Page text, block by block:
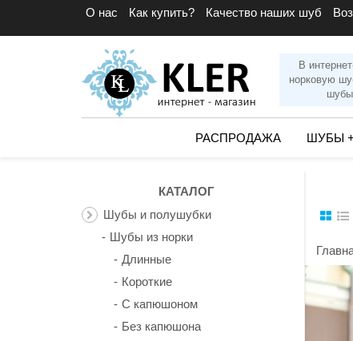
О нас Как купить? Качество наших шуб
В
норковую
шубы
РАСПРОДАЖА ШУБЫ +
КАТАЛОГ
Шубы и полушубки
Шубы из норки
Длинные
Короткие
С капюшоном
Без капюшона